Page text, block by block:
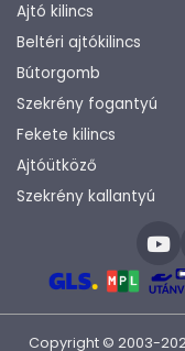
Ajtó kilincs
Beltéri ajtókilincs
Bútorgomb
Szekrény fogantyú
Fekete kilincs
Ajtóütköző
Szekrény kallantyú
Copyright © 2003-2026